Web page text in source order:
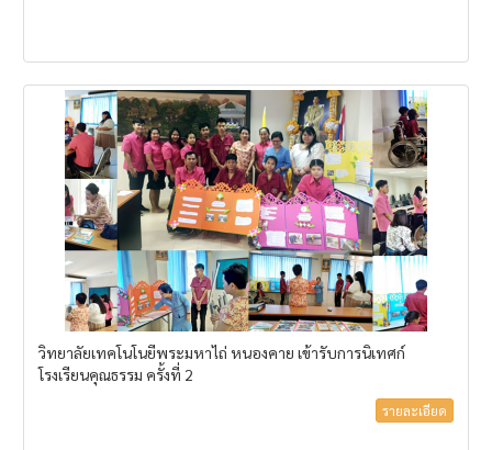
วิทยาลัยเทคโนโนยีพระมหาไถ่ หนองคาย เข้ารับการนิเทศก์
โรงเรียนคุณธรรม ครั้งที่ 2
รายละเอียด